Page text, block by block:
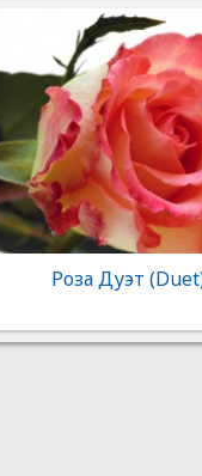
Роза Дуэт